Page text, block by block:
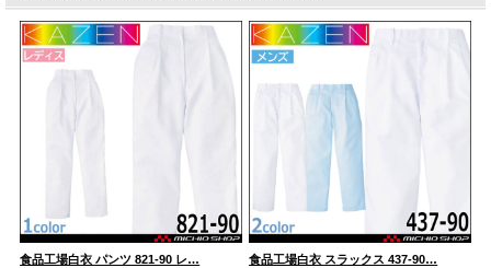
食品工場白衣 パンツ 821-90 レ… 食品工場白衣 スラックス 437-90…